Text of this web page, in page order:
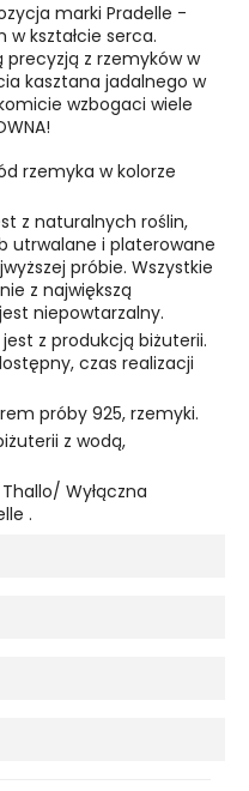
marki Pradelle -
kształcie serca.
precyzją z rzemyków w
kasztana jadalnego w
wzbogaci wiele
rzemyka w kolorze
z naturalnych roślin,
utrwalane i platerowane
próbie. Wszystkie
z największą
niepowtarzalny.
z produkcją biżuterii.
czas realizacji
próby 925, rzemyki.
z wodą,
Wyłączna
.